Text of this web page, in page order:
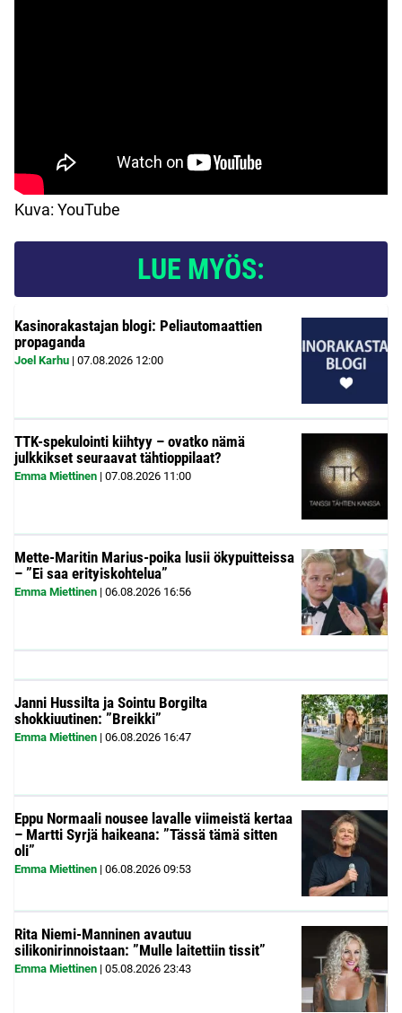
Kuva: YouTube
LUE MYÖS:
Kasinorakastajan blogi: Peliautomaattien
propaganda
Joel Karhu | 07.08.2026 12:00
TTK-spekulointi kiihtyy – ovatko nämä
julkkikset seuraavat tähtioppilaat?
Emma Miettinen | 07.08.2026 11:00
Mette-Maritin Marius-poika lusii ökypuitteissa
– ”Ei saa erityiskohtelua”
Emma Miettinen | 06.08.2026 16:56
Janni Hussilta ja Sointu Borgilta
shokkiuutinen: ”Breikki”
Emma Miettinen | 06.08.2026 16:47
Eppu Normaali nousee lavalle viimeistä kertaa
– Martti Syrjä haikeana: ”Tässä tämä sitten
oli”
Emma Miettinen | 06.08.2026 09:53
Rita Niemi-Manninen avautuu
silikonirinnoistaan: ”Mulle laitettiin tissit”
Emma Miettinen | 05.08.2026 23:43